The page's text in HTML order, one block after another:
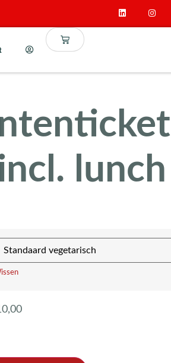
lunch